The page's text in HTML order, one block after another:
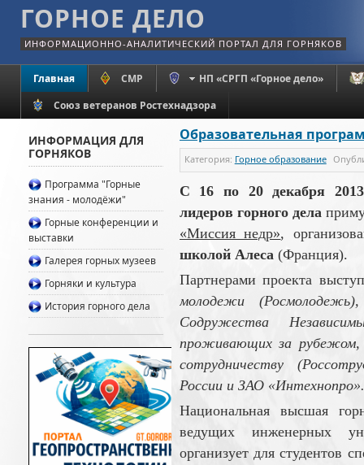
ГОРНОЕ ДЕЛО
ИНФОРМАЦИОННО-АНАЛИТИЧЕСКИЙ ПОРТАЛ ДЛЯ ГОРНЯКОВ
Главная СМР
НП «СРГП «Горное дело»
Союз ветеранов Ростехнадзора
Образовательная
Категория: Горное образование
С 16 по 20 декабря
лидеров горного дела
«Миссия недр»,
школой Алеса(Франция).
Партнерами проекта
молодежи
Содружества
проживающих за рубежом,
сотрудничеству
России и ЗАО «Интехнопро».
Национальная высшая
ведущих инженерных
организует для студентов
ИНФОРМАЦИЯ ДЛЯ
ГОРНЯКОВ
Программа "Горные
знания - молодёжи"
Горные конференции и
выставки
Галерея горных музеев
Горняки и культура
История горного дела